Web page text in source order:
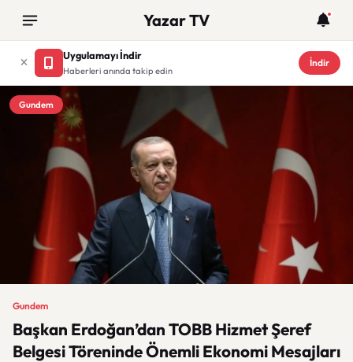
Yazar TV
Uygulamayı İndir
Haberleri anında takip edin
İndir
Gundem
Gundem
Başkan Erdoğan’dan TOBB Hizmet Şeref
Belgesi Töreninde Önemli Ekonomi Mesajları